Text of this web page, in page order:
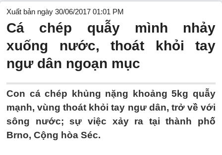
Xuất bản ngày 30/06/2017 01:01 PM
Cá chép quẫy mình nhảy
xuống nước, thoát khỏi tay
ngư dân ngoạn mục
Con cá chép khủng nặng khoảng 5kg quẫy
mạnh, vùng thoát khỏi tay ngư dân, trở về với
sông nước; sự việc xảy ra tại thành phố
Brno, Cộng hòa Séc.